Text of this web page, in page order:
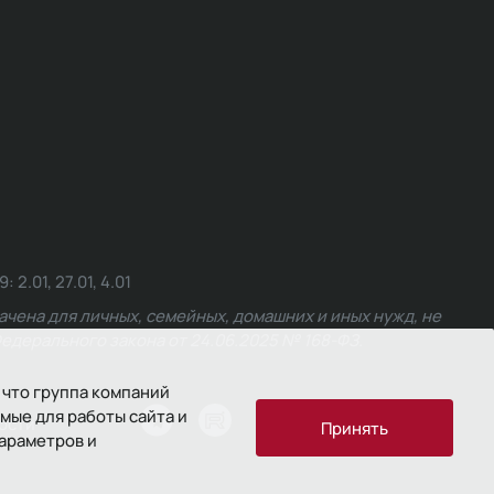
группа компаний
для работы сайта и
и
Принять
27.01, 4.01
для личных, семейных, домашних и иных нужд, не